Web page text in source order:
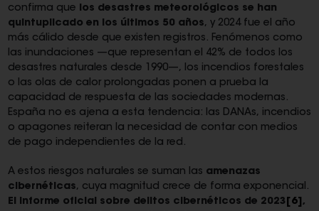
confirma que los desastres meteorológicos se han
quintuplicado en los últimos 50 años, y 2024 fue el año
más cálido desde que existen registros. Fenómenos como
las inundaciones —que representan el 42% de todos los
desastres naturales desde 1990—, los incendios forestales
o las olas de calor prolongadas ponen a prueba la
capacidad de respuesta de las sociedades modernas.
España no es ajena a esta tendencia: las DANAs, incendios
o apagones reiteran la necesidad de contar con medios
de pago independientes de la red.
A estos riesgos naturales se suman las amenazas
cibernéticas, cuya magnitud crece de forma exponencial.
El Informe oficial sobre delitos cibernéticos de 2023
[6] ,